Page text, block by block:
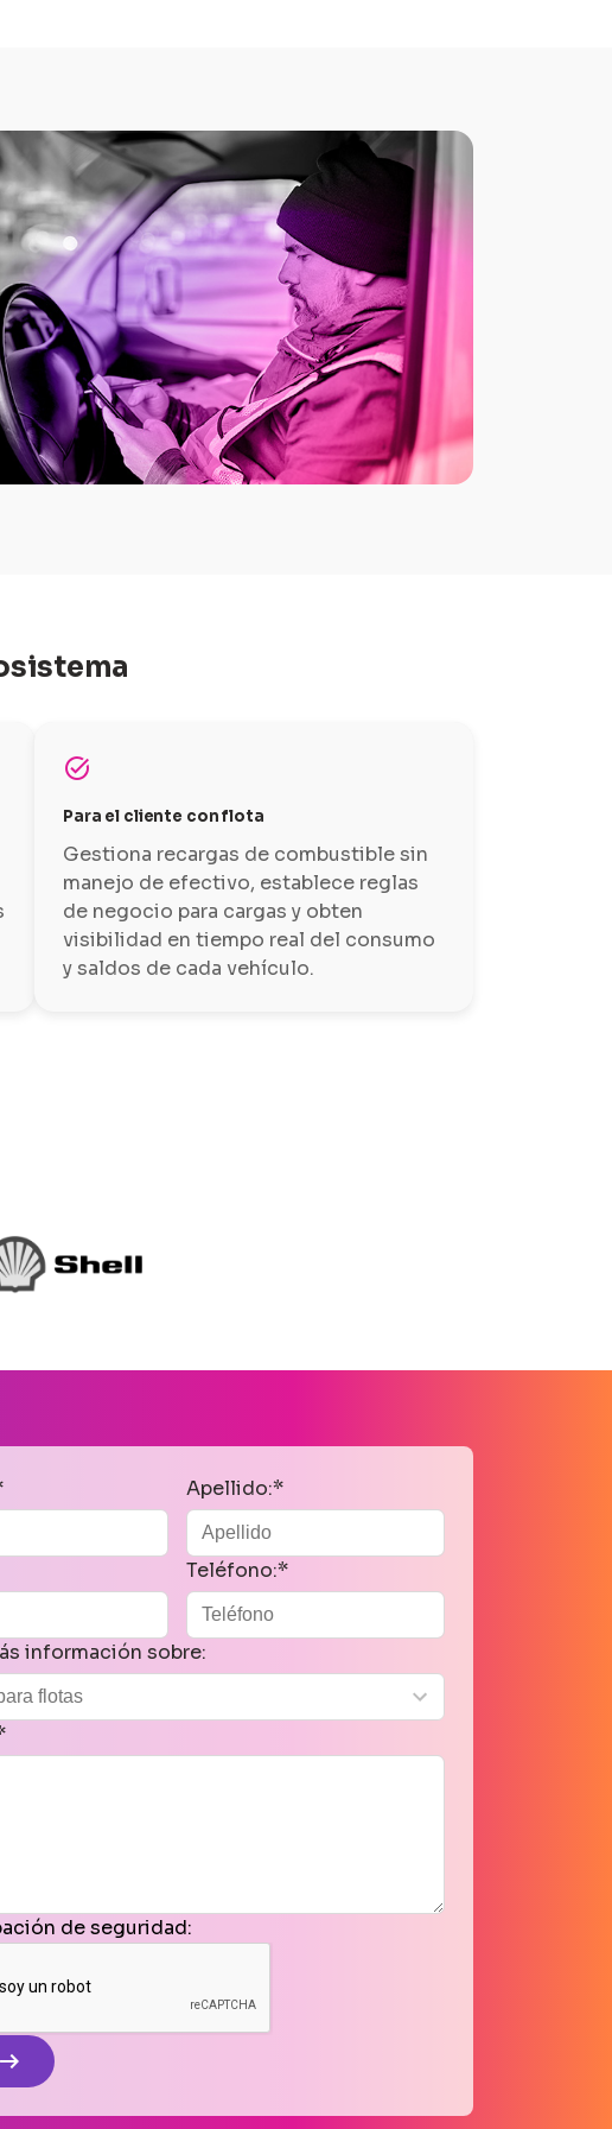
task_alt
Para el cliente con flota
Gestiona recargas de combustible sin
manejo de efectivo, establece reglas
de negocio para cargas y obten
visibilidad en tiempo real del consumo
y saldos de cada vehículo.
Apellido:*
Teléfono:*
información sobre:
de seguridad: